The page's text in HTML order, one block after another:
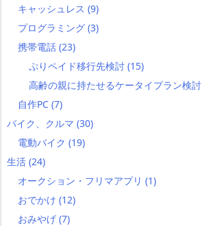
キャッシュレス (9)
プログラミング (3)
携帯電話 (23)
ぷりペイド移行先検討 (15)
高齢の親に持たせるケータイプラン検討
自作PC (7)
バイク、クルマ (30)
電動バイク (19)
生活 (24)
オークション・フリマアプリ (1)
おでかけ (12)
おみやげ (7)